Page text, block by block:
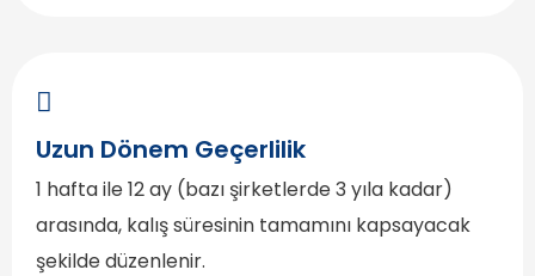
Uzun Dönem Geçerlilik
1 hafta ile 12 ay (bazı şirketlerde 3 yıla kadar)
arasında, kalış süresinin tamamını kapsayacak
şekilde düzenlenir.